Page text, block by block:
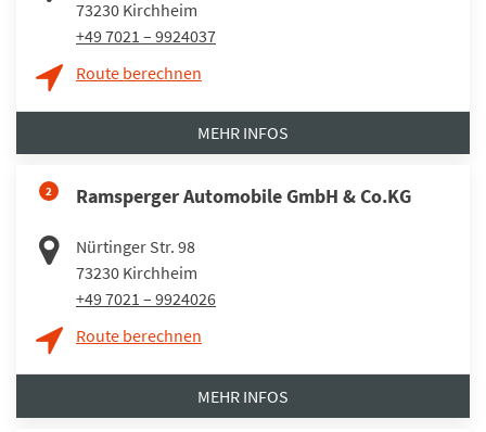
73230 Kirchheim
+49 7021 – 9924037
Route berechnen
MEHR INFOS
2 Ramsperger Automobile GmbH & Co.KG
Nürtinger Str. 98
73230 Kirchheim
+49 7021 – 9924026
Route berechnen
MEHR INFOS